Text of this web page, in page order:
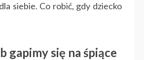
siebie. Co robić, gdy dziecko
gapimy się na śpiące